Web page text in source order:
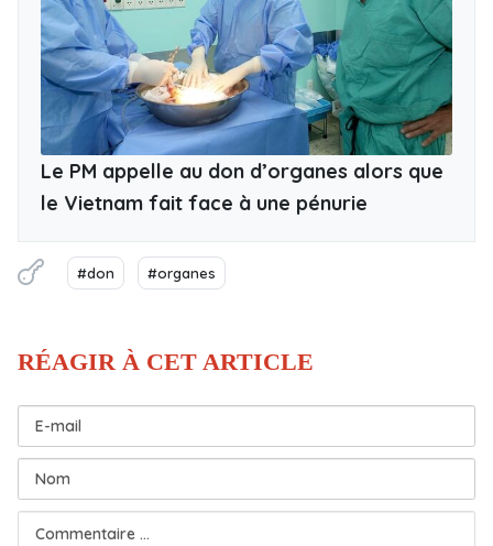
Le PM appelle au don d’organes alors que
le Vietnam fait face à une pénurie
#don #organes